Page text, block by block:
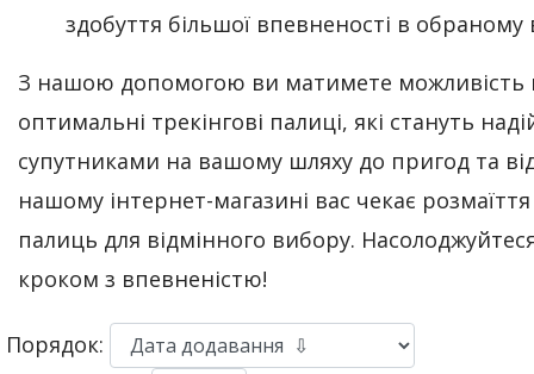
здобуття більшої впевненості в обраному
З нашою допомогою ви матимете можливість
оптимальні трекінгові палиці, які стануть
супутниками на вашому шляху до пригод та
нашому інтернет-магазині вас чекає розмаїття
палиць для відмінного вибору.
кроком з впевненістю!
Порядок: